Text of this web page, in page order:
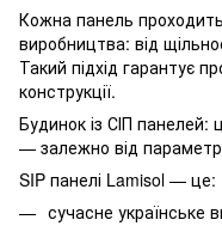
Кожна панель
виробництва: від
Такий підхід гарантує
конструкції.
Будинок із СІП панелей:
— залежно від
SIP панелі Lamisol — це:
сучасне українське